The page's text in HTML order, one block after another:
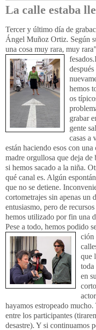
La calle estaba
Tercer y último día de
Ángel Muñoz Ortiz. Según
una cosa muy rara, muy
hemos
os
grabar
gente
casas a
están haciendo esos con una
madre orgullosa que deja
si hemos sacado a la niña.
qué canal es. Algún
que no se detiene.
cortometrajes sin apenas
entusiasmo, pero de
hemos utilizado por fin una
Pese a todo, hemos podido
ción
que
toda
en
hayamos estropeado
entre los participantes
desastre). Y si continuamos